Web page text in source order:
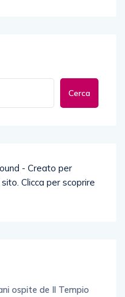
Cerca
ospite de Il Tempio